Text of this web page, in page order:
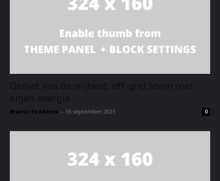
Branco Feddema - 16 september 2025 0